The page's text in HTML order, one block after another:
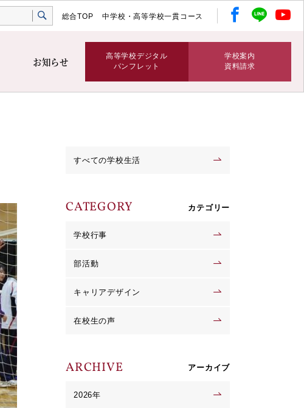
お知らせ
高等学校デジタル
パンフレット
学校案内
資料請求
総合TOP 中学校・高等学校一貫コース
すべての学校生活
CATEGORY カテゴリー
学校行事
部活動
キャリアデザイン
在校生の声
ARCHIVE アーカイブ
2026年